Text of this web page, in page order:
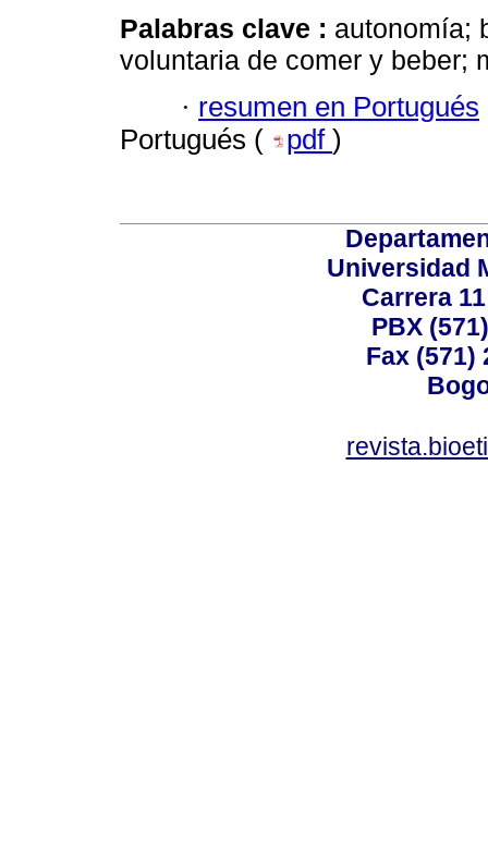
Palabras clave : autonomía;
voluntaria de comer y beber;
· resumen en Portugués
Portugués (
pdf )
Universidad
Carrera
PBX
Fax (571)